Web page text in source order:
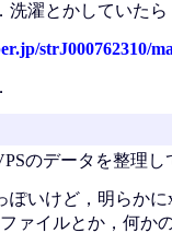
洗濯とかしていた
strJ000762310/
のデータを整理
ぽいけど，明らか
ァイルとか，何か